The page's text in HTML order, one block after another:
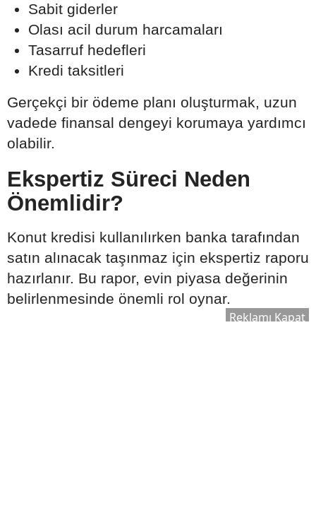
Sabit giderler
Olası acil durum harcamaları
Tasarruf hedefleri
Kredi taksitleri
Gerçekçi bir ödeme planı oluşturmak, uzun
vadede finansal dengeyi korumaya yardımcı
olabilir.
Ekspertiz Süreci Neden
Önemlidir?
Konut kredisi kullanılırken banka tarafından
satın alınacak taşınmaz için ekspertiz raporu
hazırlanır. Bu rapor, evin piyasa değerinin
belirlenmesinde önemli rol oynar.
Reklamı Kapat